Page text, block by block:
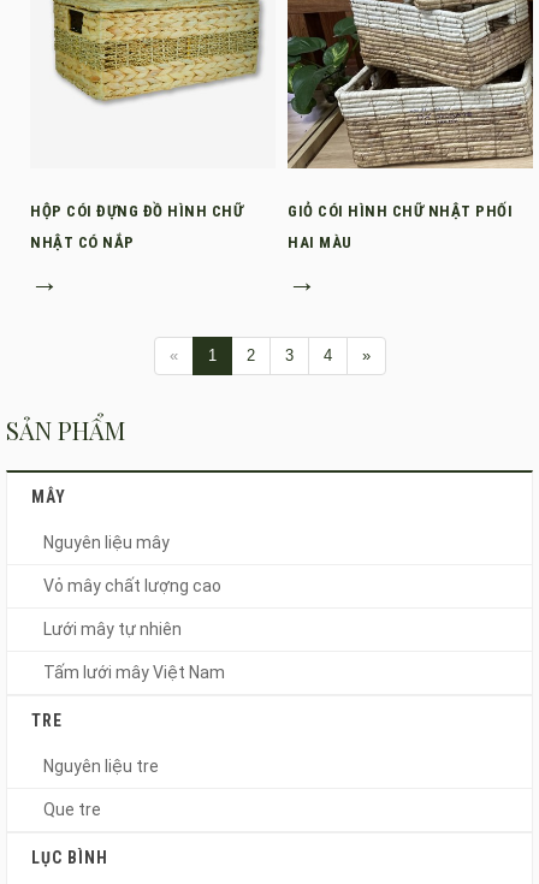
HỘP CÓI ĐỰNG ĐỒ HÌNH CHỮ
NHẬT CÓ NẮP
→
GIỎ CÓI HÌNH CHỮ NHẬT PHỐI
HAI MÀU
→
« 1 2 3 4 »
SẢN PHẨM
MÂY
Nguyên liệu mây
Vỏ mây chất lượng cao
Lưới mây tự nhiên
Tấm lưới mây Việt Nam
TRE
Nguyên liệu tre
Que tre
LỤC BÌNH